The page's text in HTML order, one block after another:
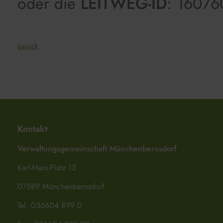
zurück
Kontakt
Verwaltungsgemeinschaft Münchenbernsdorf
Karl-Marx-Platz 13
07589 Münchenbernsdorf
Tel. 036604 899 0